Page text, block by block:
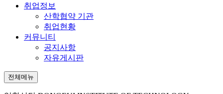
취업정보
산학협약 기관
취업현황
커뮤니티
공지사항
자유게시판
전체메뉴